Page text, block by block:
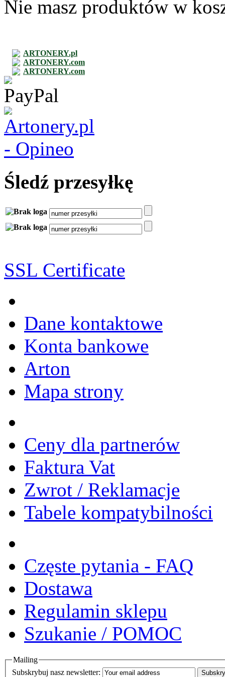
Nie masz produktów w
ARTONERY.pl
ARTONERY.com
ARTONERY.com
Śledź przesyłkę
SSL Certificate
Dane kontaktowe
Konta bankowe
Arton
Mapa strony
Ceny dla partnerów
Faktura Vat
Zwrot / Reklamacje
Tabele kompatybilności
Częste pytania - FAQ
Dostawa
Regulamin sklepu
Szukanie / POMOC
Mailing
Subskrybuj nasz newsletter: